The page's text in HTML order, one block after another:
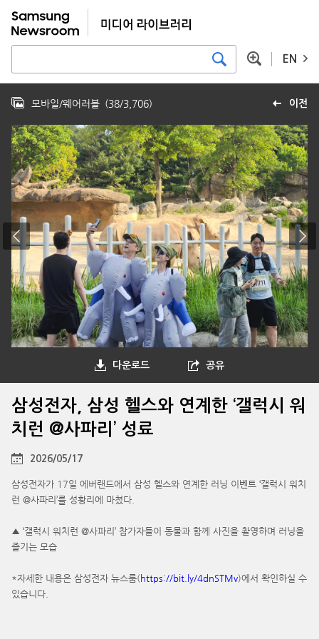
EN
이전
모바일/웨어러블 (38/3,706)
다운로드 공유
삼성전자, 삼성 헬스와 연계한 ‘갤럭시 워
치런 @사파리’ 성료
2026/05/17
삼성전자가 17일 에버랜드에서 삼성 헬스와 연계한 러닝 이벤트 ‘갤럭시 워치
런 @사파리’를 성황리에 마쳤다.
▲ ‘갤럭시 워치런 @사파리’ 참가자들이 동물과 함께 사진을 촬영하며 러닝을
즐기는 모습
*자세한 내용은 삼성전자 뉴스룸(https://bit.ly/4dnSTMv)에서 확인하실 수
있습니다.